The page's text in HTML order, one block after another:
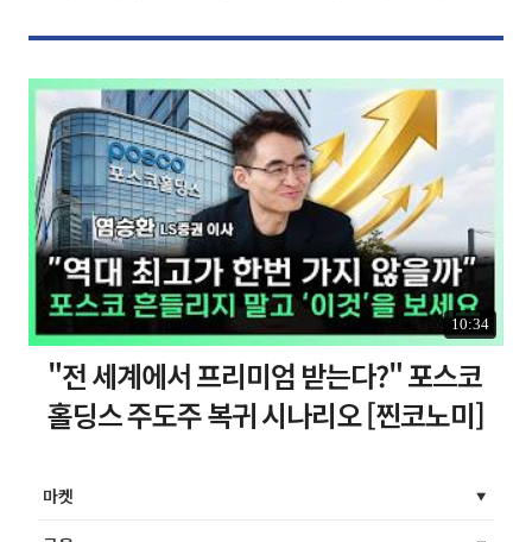
10:34
"전 세계에서 프리미엄 받는다?" 포스코
홀딩스 주도주 복귀 시나리오 [찐코노미]
마켓